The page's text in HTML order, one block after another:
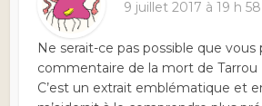
9 juillet 2017 à 19 h
Ne serait-ce pas possible que vous
commentaire de la mort de Tarrou
C’est un extrait emblématique et